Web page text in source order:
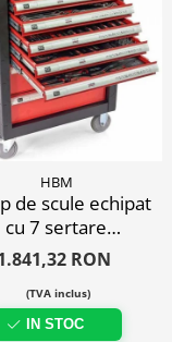
HBM
de scule echipat
cu 7 sertare
piese
RON
(TVA inclus)
IN STOC